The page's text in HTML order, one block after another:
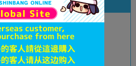
違いの同一商品